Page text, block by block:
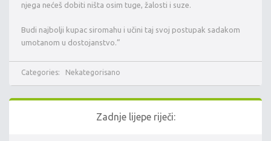
njega nećeš dobiti ništa osim tuge, žalosti i suze.
Budi najbolji kupac siromahu i učini taj svoj postupak sadakom
umotanom u dostojanstvo.”
Categories: Nekategorisano
Zadnje lijepe riječi: